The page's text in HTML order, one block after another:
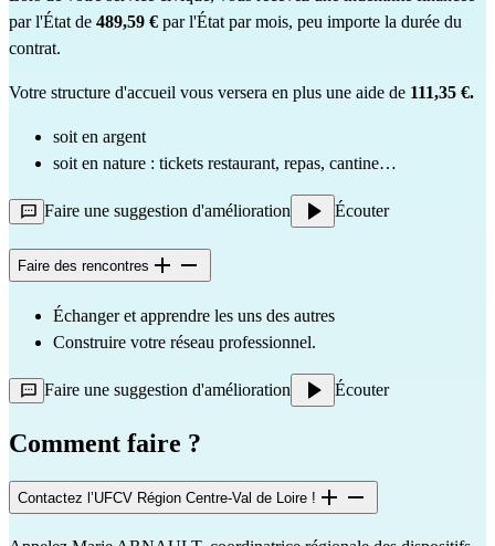
par l'État de 489,59 € par l'État par mois, peu importe la durée du
contrat.
Votre structure d'accueil vous versera en plus une aide de 111,35 €.
soit en argent
soit en nature : tickets restaurant, repas, cantine…
Faire une suggestion d'amélioration Écouter
Faire des rencontres
Échanger et apprendre les uns des autres
Construire votre réseau professionnel.
Faire une suggestion d'amélioration Écouter
Comment faire ?
Contactez l’UFCV Région Centre-Val de Loire !